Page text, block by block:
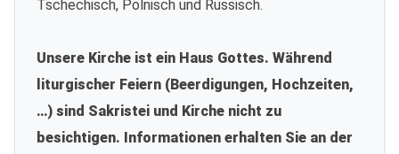
Tschechisch, Polnisch und Russisch.
Unsere Kirche ist ein Haus Gottes. Während
liturgischer Feiern (Beerdigungen, Hochzeiten,
…) sind Sakristei und Kirche nicht zu
besichtigen. Informationen erhalten Sie an der